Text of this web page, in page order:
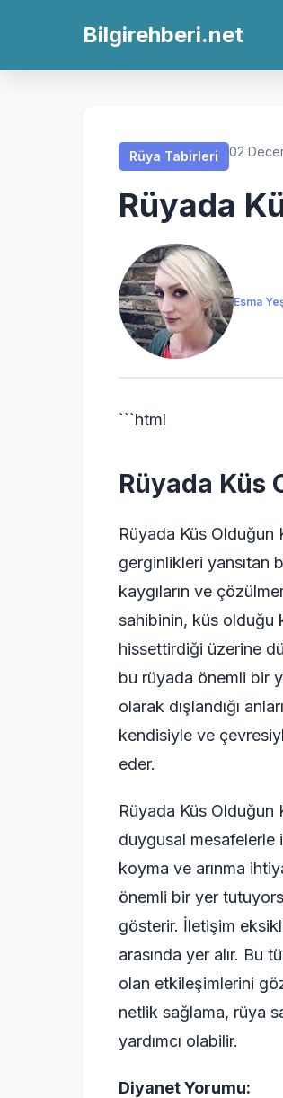
Bilgirehberi.net
Rüya Tabirleri 02
Rüyada
Esma
```html
Rüyada Küs
Rüyada Küs Olduğun
gerginlikleri yansıtan
kaygıların ve
sahibinin, küs olduğu
hissettirdiği üzerine
bu rüyada önemli bir
olarak dışlandığı
kendisiyle ve
eder.
Rüyada Küs Olduğun
duygusal mesafelerle
koyma ve arınma
önemli bir yer
gösterir. İletişim
arasında yer alır. Bu
olan etkileşimlerini
netlik sağlama, rüya
yardımcı olabilir.
Diyanet Yorumu:
Rüya Tabirleri
Rüya Tabirleri
Rüya Tabirleri
Rüya Tabirleri